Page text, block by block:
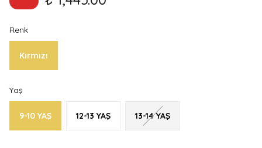
Renk
Kırmızı
Yaş
9-10 YAŞ 12-13 YAŞ 13-14 YAŞ